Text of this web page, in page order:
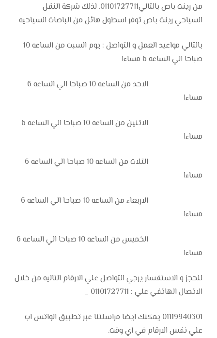
من رينت باص بالتالي01101727711. لذلك شركة النقل
السياحي رينت باص توفر اسطول هائل من الباصات السياحيه
بالتالي مواعيد العمل و التواصل : يوم السبت من الساعه 10
صباحا الي الساعه 6 مساءا
الاحد من الساعه 10 صباحا الي الساعه 6
مساءا
الاتنين من الساعه 10 صباحا الي الساعه 6
مساءا
التلات من الساعه 10 صباحا الي الساعه 6
مساءا
الاربعاء من الساعه 10 صباحا الي الساعه 6
مساءا
الخميس من الساعه 10 صباحا الي الساعه 6
مساءا
للحجز و الاستفسار يرجي التواصل علي الارقام التاليه من خلال
الاتصال الهاتفي علي : 01101727711 _
01119940301 يمكنك ايضا مراسلتنا عبر تطبيق الواتس اب
علي نفس الارقام في اي وقت.